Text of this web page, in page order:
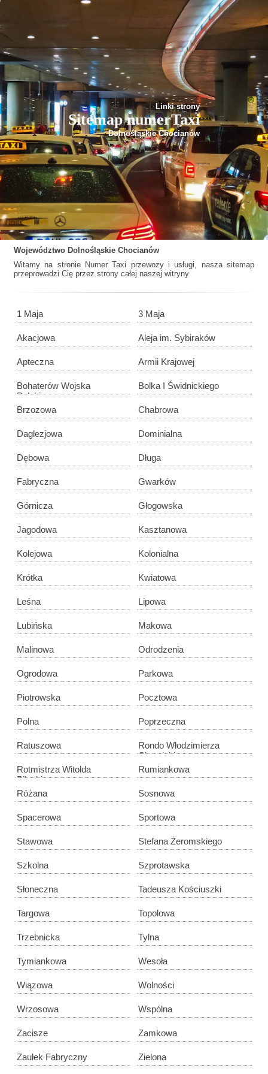
Linki strony
Sitemap numerTaxi
Dolnośląskie Chocianów
Województwo Dolnośląskie Chocianów
Witamy na stronie Numer Taxi przewozy i usługi, nasza sitemap
przeprowadzi Cię przez strony całej naszej witryny
1 Maja 3 Maja
Akacjowa Aleja im. Sybiraków
Apteczna Armii Krajowej
Bohaterów Wojska
Polskiego
Bolka I Świdnickiego
Brzozowa Chabrowa
Daglezjowa Dominialna
Dębowa Długa
Fabryczna Gwarków
Górnicza Głogowska
Jagodowa Kasztanowa
Kolejowa Kolonialna
Krótka Kwiatowa
Leśna Lipowa
Lubińska Makowa
Malinowa Odrodzenia
Ogrodowa Parkowa
Piotrowska Pocztowa
Polna Poprzeczna
Ratuszowa
Rondo Włodzimierza
Chomickiego
Rotmistrza Witolda
Pileckiego
Rumiankowa
Różana Sosnowa
Spacerowa Sportowa
Stawowa Stefana Żeromskiego
Szkolna Szprotawska
Słoneczna Tadeusza Kościuszki
Targowa Topolowa
Trzebnicka Tylna
Tymiankowa Wesoła
Wiązowa Wolności
Wrzosowa Wspólna
Zacisze Zamkowa
Zaułek Fabryczny Zielona